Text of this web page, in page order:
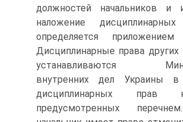
должностей начальников
наложение
определяется
Дисциплинарные права других
устанавливаются
внутренних дел Украины в
дисциплинарных прав
предусмотренных